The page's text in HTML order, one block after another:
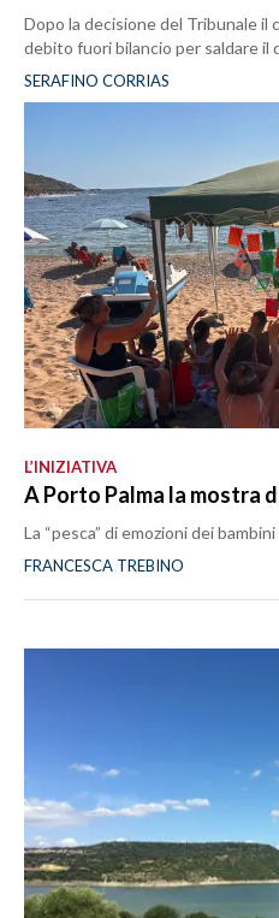
Dopo la decisione del Tribunale il
debito fuori bilancio per saldare il
SERAFINO CORRIAS
L’INIZIATIVA
A Porto Palma la mostra
La “pesca” di emozioni dei
FRANCESCA TREBINO